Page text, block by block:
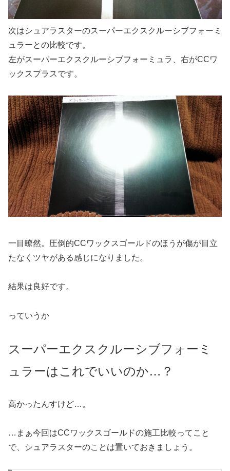
次はシュアラスターのスーパーエクスクルーシブフォーミ
ュラーとの比較です。
左がスーパーエクスクルーシブフォーミュラ、右がCCワ
ックスプラスです。
一目瞭然。圧倒的CCワックスゴールドのほうが傷が目立
たなくツヤがある感じになりました。
結果は良好です。
っていうか
スーパーエクスクルーシブフォーミ
ュラーはこれでいいのか…？
高かったんすけど…。
…まぁ今回はCCワックスゴールドの施工比較ってこと
で、シュアラスターのことは置いておきましょう。